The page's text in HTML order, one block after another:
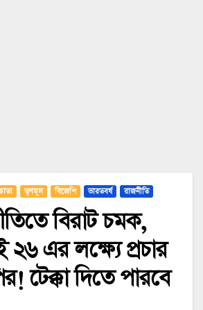
তৃণমূল বিজেপি ভারতবর্ষ রাজনীতি
বিরাট চমক,
এর লক্ষ্যে প্রচার
টেক্কা দিতে পারবে